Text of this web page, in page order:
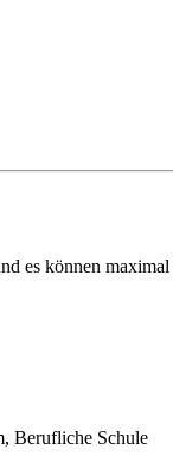
es können maximal
Berufliche Schule